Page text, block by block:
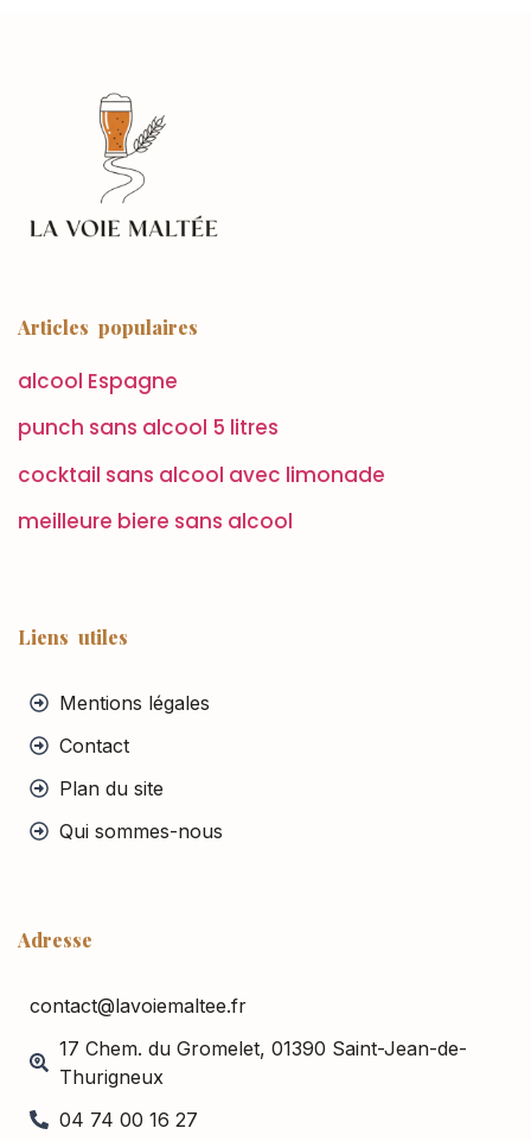
Articles populaires
alcool Espagne
punch sans alcool 5 litres
cocktail sans alcool avec limonade
meilleure biere sans alcool
Liens utiles
Mentions légales
Contact
Plan du site
Qui sommes-nous
Adresse
contact@lavoiemaltee.fr
17 Chem. du Gromelet, 01390 Saint-Jean-de-
Thurigneux
04 74 00 16 27